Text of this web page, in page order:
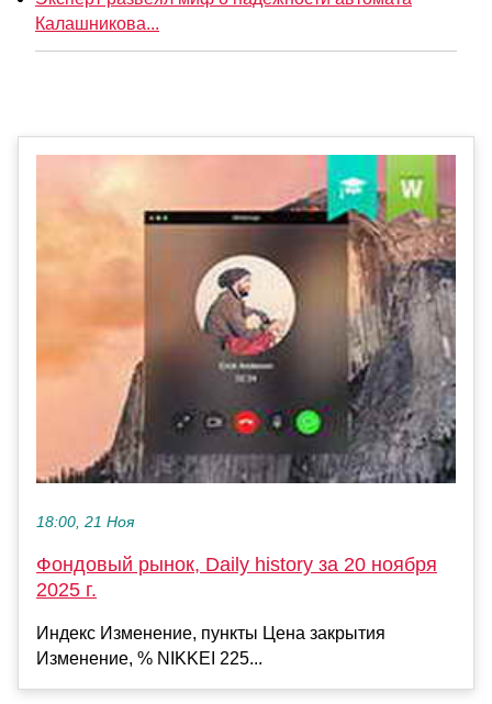
Калашникова...
18:00, 21 Ноя
Фондовый рынок, Daily history за 20 ноября
2025 г.
Индекс Изменение, пункты Цена закрытия
Изменение, % NIKKEI 225...